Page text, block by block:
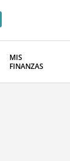
MIS
FINANZAS